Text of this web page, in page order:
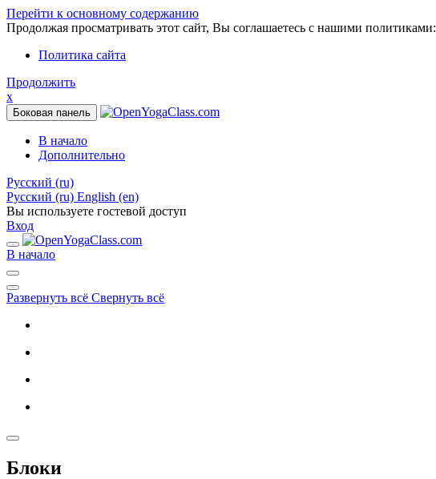
Перейти к основному содержанию
Продолжая просматривать этот сайт, Вы соглашаетесь с нашими политиками:
Политика сайта
Продолжить
x
Боковая панель
В начало
Дополнительно
Русский ‎(ru)‎
Русский ‎(ru)‎ English ‎(en)‎
Вы используете гостевой доступ
Вход
В начало
Развернуть всё Свернуть всё
Блоки